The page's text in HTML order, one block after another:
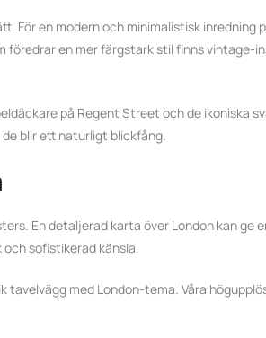
För en modern och minimalistisk inredning
föredrar en mer färgstark stil finns vintage-
på Regent Street och de ikoniska
blir ett naturligt blickfång.
En detaljerad karta över London kan ge
sofistikerad känsla.
tavelvägg med London-tema. Våra